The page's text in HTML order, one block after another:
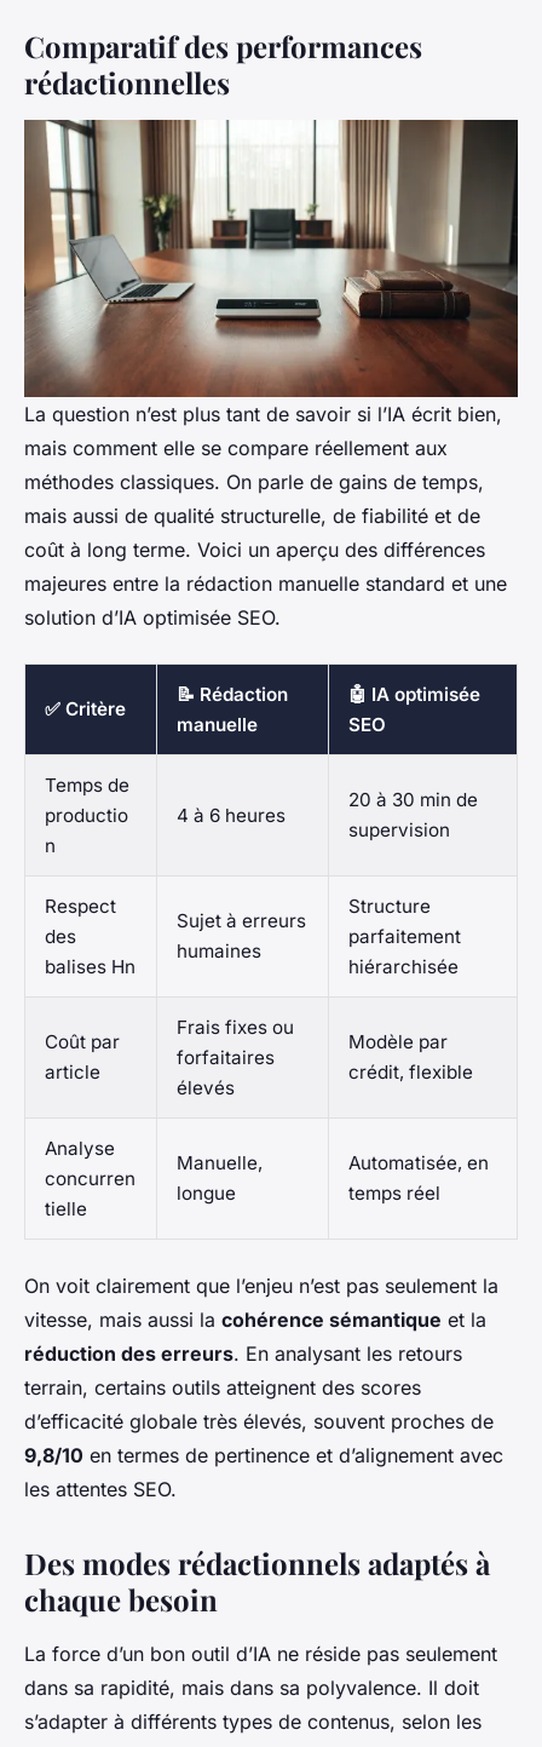
Comparatif des performances
rédactionnelles
La question n’est plus tant de savoir si l’IA écrit bien,
mais comment elle se compare réellement aux
méthodes classiques. On parle de gains de temps,
mais aussi de qualité structurelle, de fiabilité et de
coût à long terme. Voici un aperçu des différences
majeures entre la rédaction manuelle standard et une
solution d’IA optimisée SEO.
✅ Critère
📝 Rédaction
manuelle
🤖 IA optimisée
SEO
Temps de
productio
n
4 à 6 heures
20 à 30 min de
supervision
Respect
des
balises Hn
Sujet à erreurs
humaines
Structure
parfaitement
hiérarchisée
Coût par
article
Frais fixes ou
forfaitaires
élevés
Modèle par
crédit, flexible
Analyse
concurren
tielle
Manuelle,
longue
Automatisée, en
temps réel
On voit clairement que l’enjeu n’est pas seulement la
vitesse, mais aussi la cohérence sémantique et la
réduction des erreurs. En analysant les retours
terrain, certains outils atteignent des scores
d’efficacité globale très élevés, souvent proches de
9,8/10 en termes de pertinence et d’alignement avec
les attentes SEO.
Des modes rédactionnels adaptés à
chaque besoin
La force d’un bon outil d’IA ne réside pas seulement
dans sa rapidité, mais dans sa polyvalence. Il doit
s’adapter à différents types de contenus, selon les